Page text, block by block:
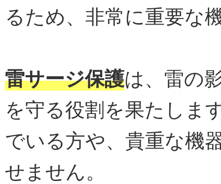
るため、非常に重要な
雷サージ保護は、雷の
を守る役割を果たしま
でいる方や、貴重な機
せません。